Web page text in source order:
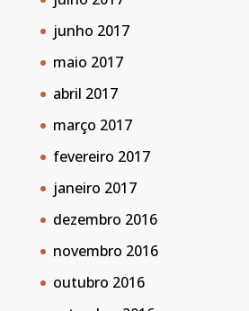
junho 2017
maio 2017
abril 2017
março 2017
fevereiro 2017
janeiro 2017
dezembro 2016
novembro 2016
outubro 2016